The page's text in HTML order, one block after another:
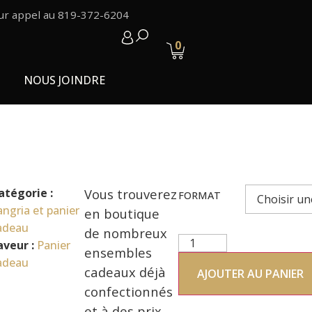
appel au 819-372-6204
NOUS JOINDRE
0
:
et panier
: Panier
Vous trouverez
en boutique
de nombreux
ensembles
cadeaux déjà
confectionnés
FORMAT
AJOUTER AU PANIER